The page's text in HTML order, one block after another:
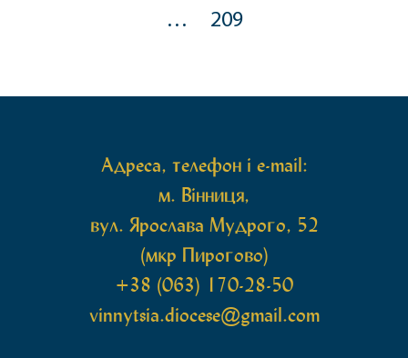
…
209
Адреса, телефон і e-mail:
м. Вінниця,
вул. Ярослава Мудрого, 52
(мкр Пирогово)
+38 (063) 170-28-50
vinnytsia.diocese@gmail.com